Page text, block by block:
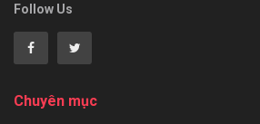
Follow Us
Chuyên mục